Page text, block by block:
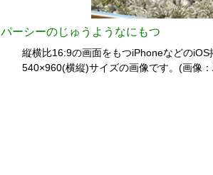
パーシーのじゅうようなにもつ
縦横比16:9の画面をもつiPhoneなどの
540×960(横縦)サイズの画像です。(画像